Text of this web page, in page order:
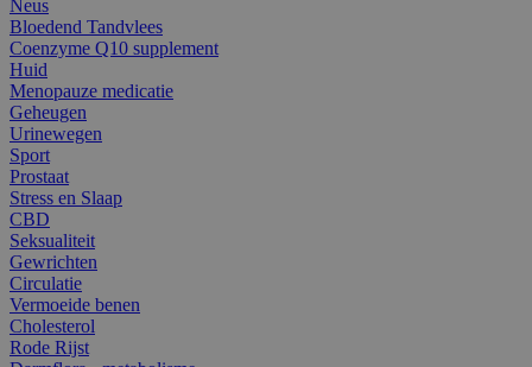
Neus
Bloedend Tandvlees
Coenzyme Q10 supplement
Huid
Menopauze medicatie
Geheugen
Urinewegen
Sport
Prostaat
Stress en Slaap
CBD
Seksualiteit
Gewrichten
Circulatie
Vermoeide benen
Cholesterol
Rode Rijst